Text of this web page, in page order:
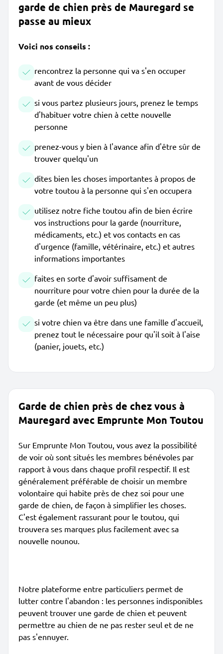
garde de chien près de Mauregard se
passe au mieux
Voici nos conseils :
rencontrez la personne qui va s'en occuper
avant de vous décider
si vous partez plusieurs jours, prenez le temps
d'habituer votre chien à cette nouvelle
personne
prenez-vous y bien à l'avance afin d'être sûr de
trouver quelqu'un
dites bien les choses importantes à propos de
votre toutou à la personne qui s'en occupera
utilisez notre fiche toutou afin de bien écrire
vos instructions pour la garde (nourriture,
médicaments, etc.) et vos contacts en cas
d'urgence (famille, vétérinaire, etc.) et autres
informations importantes
faites en sorte d'avoir suffisament de
nourriture pour votre chien pour la durée de la
garde (et même un peu plus)
si votre chien va être dans une famille d'accueil,
prenez tout le nécessaire pour qu'il soit à l'aise
(panier, jouets, etc.)
Garde de chien près de chez vous à
Mauregard avec Emprunte Mon Toutou
Sur Emprunte Mon Toutou, vous avez la possibilité
de voir où sont situés les membres bénévoles par
rapport à vous dans chaque profil respectif. Il est
généralement préférable de choisir un membre
volontaire qui habite près de chez soi pour une
garde de chien, de façon à simplifier les choses.
C'est également rassurant pour le toutou, qui
trouvera ses marques plus facilement avec sa
nouvelle nounou.
Notre plateforme entre particuliers permet de
lutter contre l'abandon : les personnes indisponibles
peuvent trouver une garde de chien et peuvent
permettre au chien de ne pas rester seul et de ne
pas s'ennuyer.